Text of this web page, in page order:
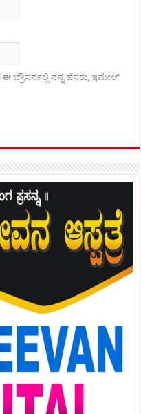
ಬ್ರೌಸರ್ನಲ್ಲಿ ನನ್ನ ಹೆಸರು, ಇಮೇಲ್